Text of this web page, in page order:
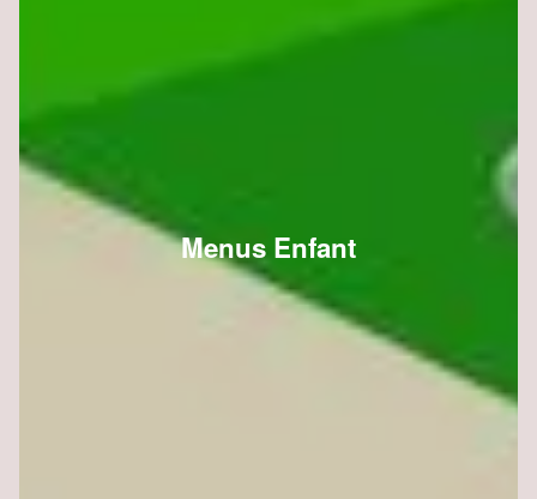
Menus Enfant